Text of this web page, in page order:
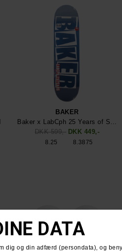
BAKER
Baker x LabCph 25 Years of Skateboarding
DKK 599,- DKK 449,-
8.25 8.3875